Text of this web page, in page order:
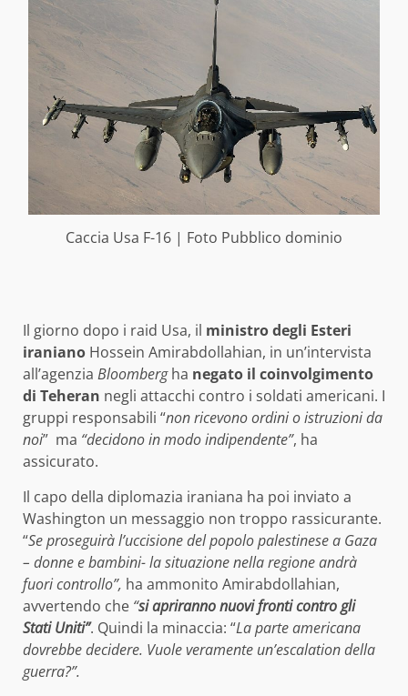
Caccia Usa F-16 | Foto Pubblico dominio
Il giorno dopo i raid Usa, il ministro degli Esteri
iraniano Hossein Amirabdollahian, in un’intervista
all’agenzia Bloombergha negato il coinvolgimento
di Teheran negli attacchi contro i soldati americani. I
gruppi responsabili “non ricevono ordini o istruzioni da
noi” ma “decidono in modo indipendente”, ha
assicurato.
Il capo della diplomazia iraniana ha poi inviato a
Washington un messaggio non troppo rassicurante.
“Se proseguirà l’uccisione del popolo palestinese a Gaza
– donne e bambini- la situazione nella regione andrà
fuori controllo”, ha ammonito Amirabdollahian,
avvertendo che “si apriranno nuovi fronti contro gli
Stati Uniti”. Quindi la minaccia: “La parte americana
dovrebbe decidere. Vuole veramente un’escalation della
guerra?”.